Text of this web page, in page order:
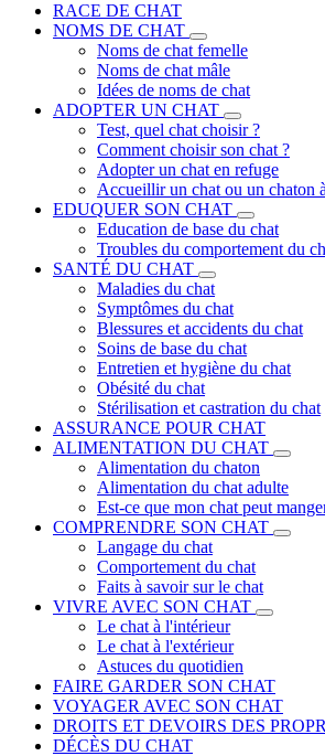
RACE DE CHAT
NOMS DE CHAT
Noms de chat femelle
Noms de chat mâle
Idées de noms de chat
ADOPTER UN CHAT
Test, quel chat choisir ?
Comment choisir son chat ?
Adopter un chat en refuge
Accueillir un chat ou un chaton
EDUQUER SON CHAT
Education de base du chat
Troubles du comportement du
SANTÉ DU CHAT
Maladies du chat
Symptômes du chat
Blessures et accidents du chat
Soins de base du chat
Entretien et hygiène du chat
Obésité du chat
Stérilisation et castration du chat
ASSURANCE POUR CHAT
ALIMENTATION DU CHAT
Alimentation du chaton
Alimentation du chat adulte
Est-ce que mon chat peut
COMPRENDRE SON CHAT
Langage du chat
Comportement du chat
Faits à savoir sur le chat
VIVRE AVEC SON CHAT
Le chat à l'intérieur
Le chat à l'extérieur
Astuces du quotidien
FAIRE GARDER SON CHAT
VOYAGER AVEC SON CHAT
DROITS ET DEVOIRS DES
DÉCÈS DU CHAT